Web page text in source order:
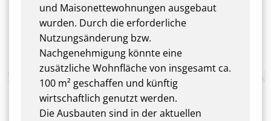
und Maisonettewohnungen ausgebaut
wurden. Durch die erforderliche
Nutzungsänderung bzw.
Nachgenehmigung könnte eine
zusätzliche Wohnfläche von insgesamt ca.
100 m² geschaffen und künftig
wirtschaftlich genutzt werden.
Die Ausbauten sind in der aktuellen